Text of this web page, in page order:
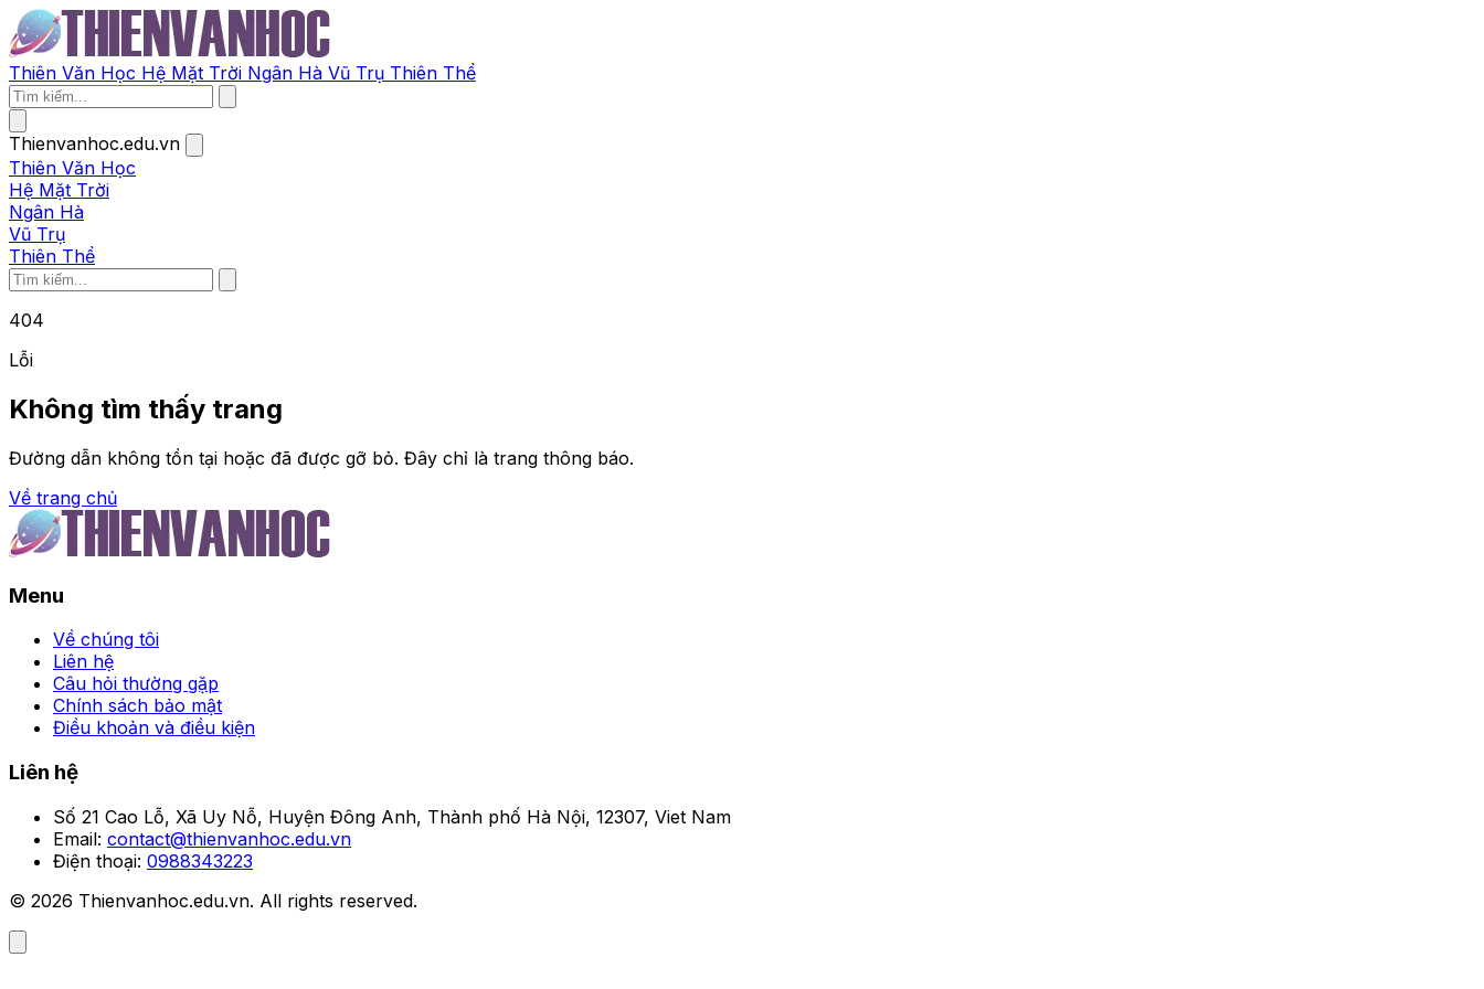
Thiên Văn Học Hệ Mặt Trời Ngân Hà Vũ Trụ Thiên Thể
Thienvanhoc.edu.vn
Thiên Văn Học
Hệ Mặt Trời
Ngân Hà
Vũ Trụ
Thiên Thể
404
Lỗi
Không tìm thấy trang
Đường dẫn không tồn tại hoặc đã được gỡ bỏ. Đây chỉ là trang thông báo.
Về trang chủ
Trang chủ
Tuyển chọn 50+ ảnh gái xinh tóc ngang vai ngực khủng
Đọc Giả
Menu
Về chúng tôi
Liên hệ
Câu hỏi thường gặp
Chính sách bảo mật
Điều khoản và điều kiện
Liên hệ
Số 21 Cao Lỗ, Xã Uy Nỗ, Huyện Đông Anh, Thành phố Hà Nội, 12307, Viet Nam
Email: contact@thienvanhoc.edu.vn
Điện thoại: 0988343223
© 2026 Thienvanhoc.edu.vn. All rights reserved.